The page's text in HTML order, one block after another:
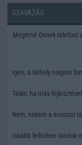
SZAVAZÁS
Megérné Önnek telefont
Igen, a tárhely nagyon
Talán, ha más
Nem, nekem a mostani
Inkább felhőben tárolok